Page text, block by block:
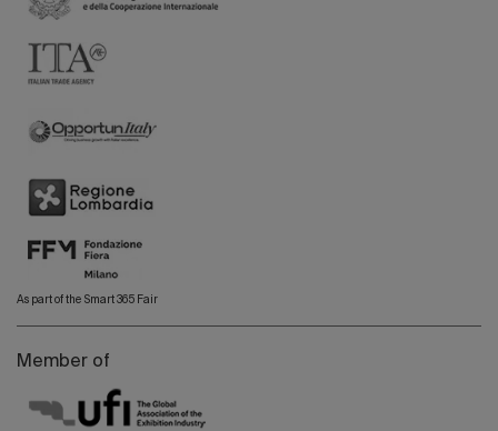
As part of the Smart 365 Fair
Member of